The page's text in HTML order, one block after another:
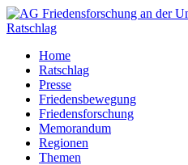
Home
Ratschlag
Presse
Friedensbewegung
Friedensforschung
Memorandum
Regionen
Themen